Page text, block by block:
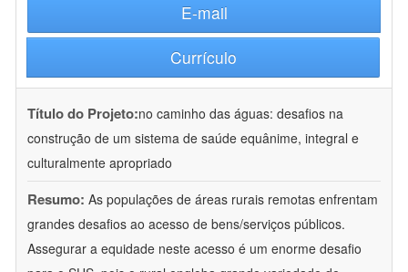
E-mail
Currículo
Título do Projeto:no caminho das águas: desafios na
construção de um sistema de saúde equânime, integral e
culturalmente apropriado
Resumo: As populações de áreas rurais remotas enfrentam
grandes desafios ao acesso de bens/serviços públicos.
Assegurar a equidade neste acesso é um enorme desafio